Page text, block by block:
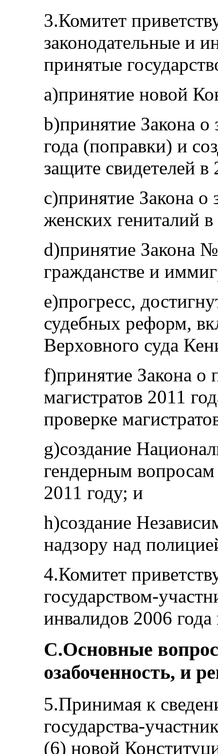
3.Комитет
законодательные и
принятые
а)принятие новой
b)принятие Закона о
года (поправки) и
защите свидетелей в
с)принятие Закона о
женских гениталий
d)принятие Закона
гражданстве и
е)прогресс,
судебных реформ,
Верховного суда
f)принятие Закона о
магистратов 2011
проверке
g)создание
гендерным вопросам
2011 году; и
h)создание
надзору над
4.Комитет
государством-
инвалидов 2006 года
С.Основные
озабоченность, и
5.Принимая к
государства-
(6) новой